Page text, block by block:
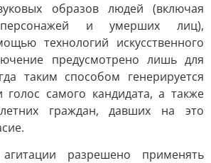
образов людей (включая
и умерших лиц),
технологий искусственного
предусмотрено лишь для
таким способом генерируется
голос самого кандидата, а также
граждан, давших на это
разрешено применять